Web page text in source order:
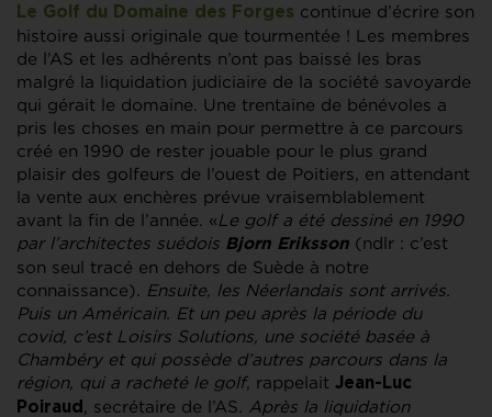
Le Golf du Domaine des Forges continue d’écrire son
histoire aussi originale que tourmentée ! Les membres
de l’AS et les adhérents n’ont pas baissé les bras
malgré la liquidation judiciaire de la société savoyarde
qui gérait le domaine. Une trentaine de bénévoles a
pris les choses en main pour permettre à ce parcours
créé en 1990 de rester jouable pour le plus grand
plaisir des golfeurs de l’ouest de Poitiers, en attendant
la vente aux enchères prévue vraisemblablement
avant la fin de l’année. «Le golf a été dessiné en 1990
par l’architectes suédois Bjorn Eriksson (ndlr : c’est
son seul tracé en dehors de Suède à notre
connaissance). Ensuite, les Néerlandais sont arrivés.
Puis un Américain. Et un peu après la période du
covid, c’est Loisirs Solutions, une société basée à
Chambéry et qui possède d’autres parcours dans la
région, qui a racheté le golf, rappelait Jean-Luc
Poiraud , secrétaire de l’AS. Après la liquidation